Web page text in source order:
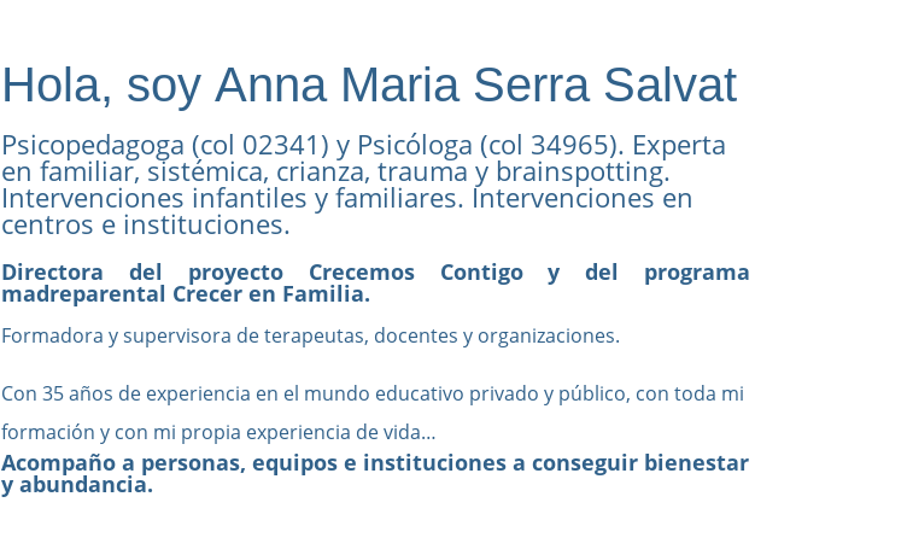
Hola, soy Anna Maria Serra Salvat
Psicopedagoga (col 02341) y Psicóloga (col 34965). Experta
en familiar, sistémica, crianza, trauma y brainspotting.
Intervenciones infantiles y familiares. Intervenciones en
centros e instituciones.
Directora del proyecto Crecemos Contigo y del programa
madreparental Crecer en Familia.
Formadora y supervisora de terapeutas, docentes y organizaciones.
Con 35 años de experiencia en el mundo educativo privado y público, con toda mi
formación y con mi propia experiencia de vida…
Acompaño a personas, equipos e instituciones a conseguir bienestar
y abundancia.